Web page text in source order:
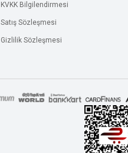
KVKK Bilgilendirmesi
Satış Sözleşmesi
Gizlilik Sözleşmesi